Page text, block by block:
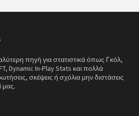
πηγή για στατιστικά όπως Γκόλ,
Dynamic In-Play Stats και πολλά
σκέψεις ή σχόλια μην διστάσεις
μας.